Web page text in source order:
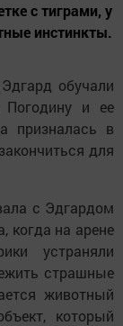
с тиграми, у
инстинкты.
обучали
Погодину и ее
призналась в
для
с Эдгардом
на арене
устраняли
страшные
животный
который